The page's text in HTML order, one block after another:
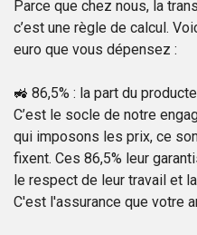
Parce que chez nous, la
c’est une règle de calcul.
euro que vous dépensez :
🚜 86,5% : la part du
C’est le socle de notre
qui imposons les prix, ce
fixent. Ces 86,5% leur
le respect de leur travail et
C'est l'assurance que votre